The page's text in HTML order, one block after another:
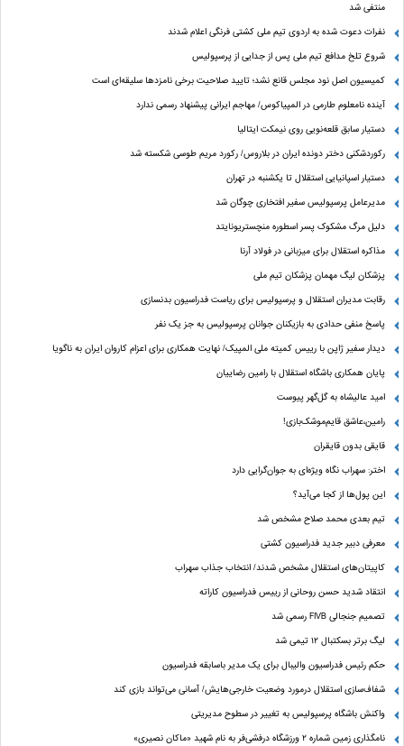
منتفی شد
نفرات دعوت شده به اردوی تیم ملی کشتی فرنگی اعلام شدند
شروع تلخ مدافع تیم ملی پس از جدایی از پرسپولیس
کمیسیون اصل نود مجلس قانع نشد؛ تایید صلاحیت برخی نامزدها سلیقه‌ای است
آینده نامعلوم طارمی در المپیاکوس/ مهاجم ایرانی پیشنهاد رسمی ندارد
دستیار سابق قلعه‌نویی روی نیمکت ایتالیا
رکوردشکنی دختر دونده ایران در بلاروس/ رکورد مریم طوسی شکسته شد
دستیار اسپانیایی استقلال تا یکشنبه در تهران
مدیرعامل پرسپولیس سفیر افتخاری چوگان شد
دلیل مرگ مشکوک پسر اسطوره منچستریونایتد
مذاکره استقلال برای میزبانی در فولاد آرنا
پزشکان لیگ مهمان پزشکان تیم ملی
رقابت مدیران استقلال و پرسپولیس برای ریاست فدراسیون بدنسازی
پاسخ منفی حدادی به بازیکنان جوانان پرسپولیس به جز یک نفر
دیدار سفیر ژاپن با رییس کمیته ملی المپیک/ نهایت همکاری برای اعزام کاروان ایران به ناگویا
پایان همکاری باشگاه استقلال با رامین رضاییان
امید عالیشاه به گل‌گهر پیوست
رامین،عاشق قایم‌موشک‌بازی!
قایقی بدون قایقران
اختر: سهراب نگاه ویژه‌ای به جوان‌گرایی دارد
این پول‌ها از کجا می‌آید؟
تیم بعدی محمد صلاح مشخص شد
معرفی دبیر جدید فدراسیون کشتی
کاپیتان‌های استقلال مشخص شدند/ انتخاب جذاب سهراب
انتقاد شدید حسن روحانی از رییس فدراسیون کاراته
تصمیم جنجالی FIVB رسمی شد
لیگ برتر بسکتبال ۱۲ تیمی شد
حکم رئیس فدراسیون والیبال برای یک مدیر باسابقه فدراسیون
شفاف‌سازی استقلال درمورد وضعیت خارجی‌هایش/ آسانی می‌تواند بازی کند
واکنش باشگاه پرسپولیس به تغییر در سطوح مدیریتی
نامگذاری زمین شماره ۲ ورزشگاه درفشی‌فر به نام شهید «ماکان نصیری»